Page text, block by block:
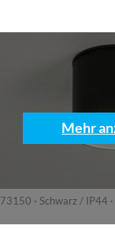
73150 · Schwarz / IP44 ·